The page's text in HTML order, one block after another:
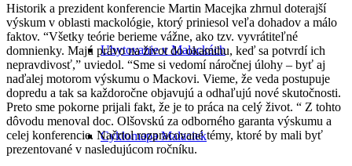
Ubytovanie v Malackách
Cyklomapa Malaciek
Historik a prezident konferencie Martin Macejka zhrnul doterajší
výskum v oblasti mackológie, ktorý priniesol veľa dohadov a málo
faktov. “Všetky teórie berieme vážne, ako tzv. vyvrátiteľné
domnienky. Majú právo na život do okamihu, keď sa potvrdí ich
nepravdivosť,” uviedol. “Sme si vedomí náročnej úlohy – byť aj
naďalej motorom výskumu o Mackovi. Vieme, že veda postupuje
dopredu a tak sa každoročne objavujú a odhaľujú nové skutočnosti.
Preto sme pokorne prijali fakt, že je to práca na celý život. “ Z tohto
dôvodu menoval doc. Olšovskú za odborného garanta výskumu a
celej konferencie. Načrtol rozpracované témy, ktoré by mali byť
prezentované v nasledujúcom ročníku.